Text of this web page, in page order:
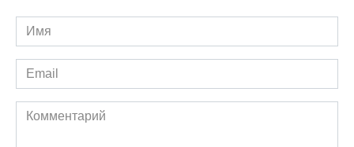
Имя
*
Email
*
Комментарий